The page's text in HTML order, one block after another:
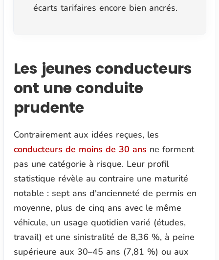
écarts tarifaires encore bien ancrés.
Les jeunes conducteurs
ont une conduite
prudente
Contrairement aux idées reçues, les
conducteurs de moins de 30 ans ne forment
pas une catégorie à risque. Leur profil
statistique révèle au contraire une maturité
notable : sept ans d'ancienneté de permis en
moyenne, plus de cinq ans avec le même
véhicule, un usage quotidien varié (études,
travail) et une sinistralité de 8,36 %, à peine
supérieure aux 30–45 ans (7,81 %) ou aux